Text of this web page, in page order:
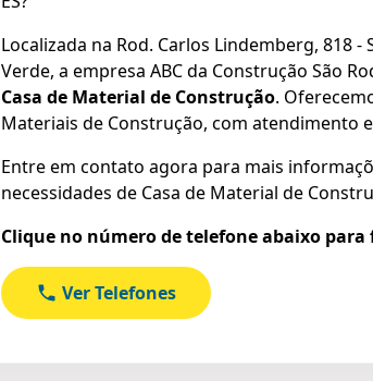
Localizada na Rod. Carlos Lindemberg, 818 -
Verde, a empresa ABC da Construção São
Casa de Material de Construção.
Materiais de Construção, com atendimento
Entre em contato agora para mais
necessidades de Casa de Material de
Clique no número de telefone abaixo para
Ver Telefones